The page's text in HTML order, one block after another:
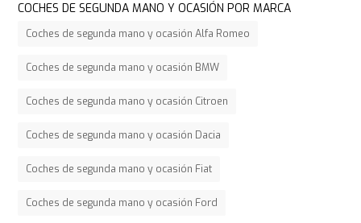
COCHES DE SEGUNDA MANO Y OCASIÓN POR MARCA
Coches de segunda mano y ocasión Alfa Romeo
Coches de segunda mano y ocasión BMW
Coches de segunda mano y ocasión Citroen
Coches de segunda mano y ocasión Dacia
Coches de segunda mano y ocasión Fiat
Coches de segunda mano y ocasión Ford